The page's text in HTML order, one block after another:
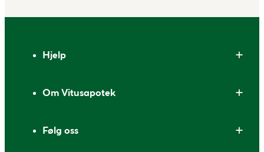
Hjelp
Om Vitusapotek
Følg oss